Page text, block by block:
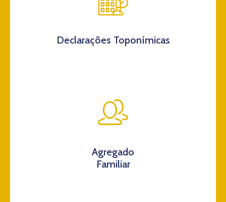
Declarações Toponímicas
Agregado
Familiar